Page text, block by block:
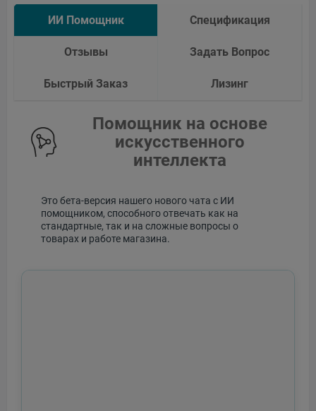
ИИ Помощник Спецификация
Отзывы Задать Вопрос
Быстрый Заказ Лизинг
Помощник на основе
искусственного
интеллекта
Это бета-версия нашего нового чата с ИИ
помощником, способного отвечать как на
стандартные, так и на сложные вопросы о
товарах и работе магазина.